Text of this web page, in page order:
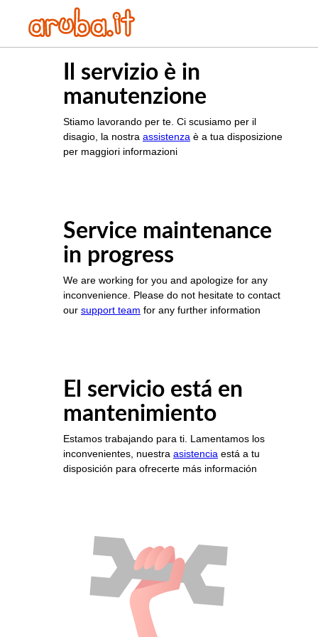
Il servizio è in
manutenzione
Stiamo lavorando per te. Ci scusiamo per il
disagio, la nostra assistenza è a tua disposizione
per maggiori informazioni
Service maintenance
in progress
We are working for you and apologize for any
inconvenience. Please do not hesitate to contact
our support team for any further information
El servicio está en
mantenimiento
Estamos trabajando para ti. Lamentamos los
inconvenientes, nuestra asistencia está a tu
disposición para ofrecerte más información